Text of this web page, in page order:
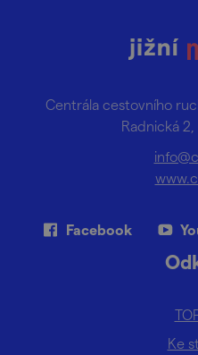
Centrála cestovního
Radnická
Facebook
Ke